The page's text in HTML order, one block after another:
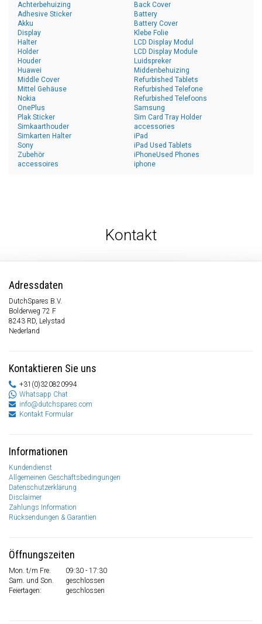
Achterbehuizing
Adhesive Sticker
Akku
Back Cover
Battery
Battery Cover
Display
Halter
Holder
Houder
Huawei
Klebe Folie
LCD Display Modul
LCD Display Module
Luidspreker
Middenbehuizing
Middle Cover
Mittel Gehäuse
Nokia
OnePlus
Plak Sticker
Refurbished Tablets
Refurbished Telefone
Refurbished Telefoons
Samsung
Sim Card Tray Holder
Simkaarthouder
Simkarten Halter
Sony
Zubehör
accessoires
accessories
iPad
iPad Used Tablets
iPhoneUsed Phones
iphone
Kontakt
Adressdaten
DutchSpares B.V.
Bolderweg 72 F
8243 RD, Lelystad
Nederland
Kontaktieren Sie uns
+31(0)320820994
Whatsapp Chat
info@dutchspares.com
Kontakt Formular
Informationen
Kundendienst
Allgemeinen Geschäftsbedingungen
Datenschutzerklärung
Disclaimer
Zahlungs Information
Rücksendungen & Garantien
Öffnungszeiten
Mon. t/m Fre.
09:30 - 17:30
Sam. und Son.
geschlossen
Feiertagen:
geschlossen